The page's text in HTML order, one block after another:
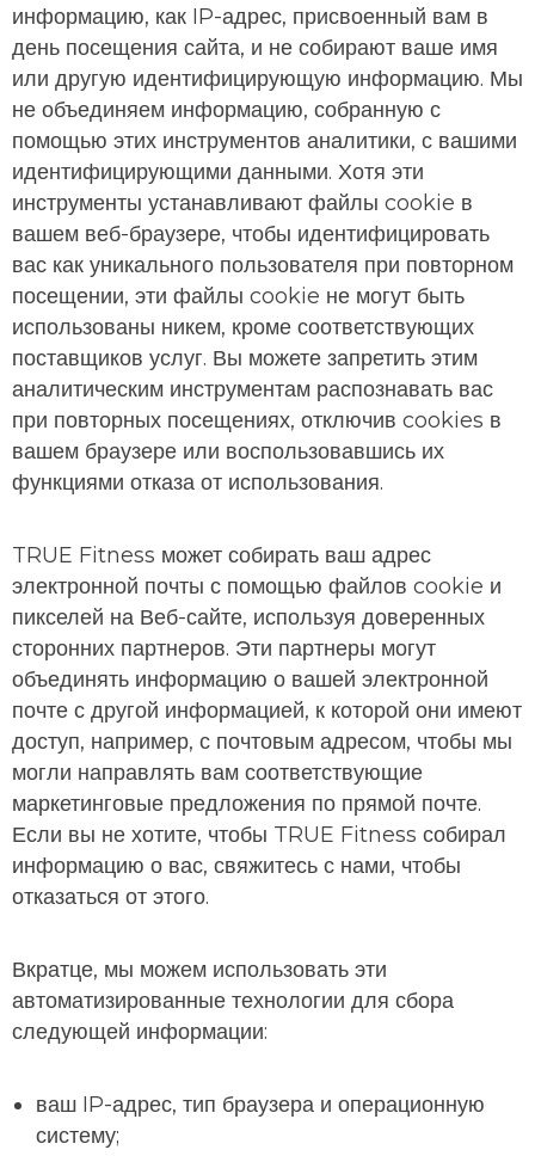
информацию, как IP-адрес, присвоенный вам в
день посещения сайта, и не собирают ваше имя
или другую идентифицирующую информацию. Мы
не объединяем информацию, собранную с
помощью этих инструментов аналитики, с вашими
идентифицирующими данными. Хотя эти
инструменты устанавливают файлы cookie в
вашем веб-браузере, чтобы идентифицировать
вас как уникального пользователя при повторном
посещении, эти файлы cookie не могут быть
использованы никем, кроме соответствующих
поставщиков услуг. Вы можете запретить этим
аналитическим инструментам распознавать вас
при повторных посещениях, отключив cookies в
вашем браузере или воспользовавшись их
функциями отказа от использования.
TRUE Fitness может собирать ваш адрес
электронной почты с помощью файлов cookie и
пикселей на Веб-сайте, используя доверенных
сторонних партнеров. Эти партнеры могут
объединять информацию о вашей электронной
почте с другой информацией, к которой они имеют
доступ, например, с почтовым адресом, чтобы мы
могли направлять вам соответствующие
маркетинговые предложения по прямой почте.
Если вы не хотите, чтобы TRUE Fitness собирал
информацию о вас, свяжитесь с нами, чтобы
отказаться от этого.
Вкратце, мы можем использовать эти
автоматизированные технологии для сбора
следующей информации:
ваш IP-адрес, тип браузера и операционную
систему;